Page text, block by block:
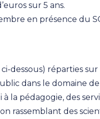
sur 5 ans.
en présence du
dessous) réparties
dans le domaine
la pédagogie, des
rassemblant des